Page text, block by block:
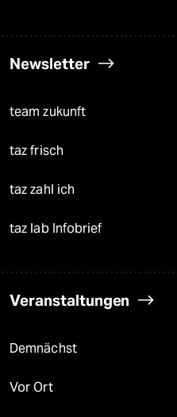
Newsletter
team zukunft
taz frisch
taz zahl ich
taz lab Infobrief
Veranstaltungen
Demnächst
Vor Ort